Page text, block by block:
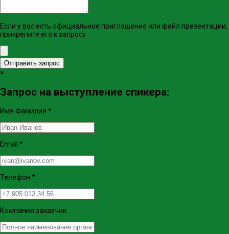
Если у вас есть официальное приглашение или файл презентации,
прикрепите его к запросу
Отправить запрос
×
Запрос на выступление спикера:
Имя Фамилия *
Email *
Телефон *
Компания заказчик